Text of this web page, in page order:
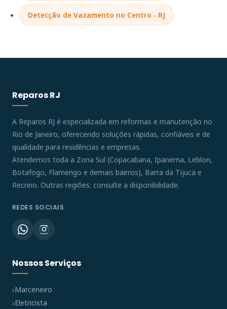
Detecção de Vazamento no Centro - RJ
Reparos RJ
A Reparos RJ é especializada em reformas e manutenção no
Rio de Janeiro, oferecendo soluções rápidas, confiáveis e de
qualidade para residências e empresas.
Atendemos toda a Zona Sul (Copacabana, Ipanema, Leblon,
Botafogo, Flamengo e demais bairros), Barra da Tijuca e
Recreio. Outras regiões: consulte a disponibilidade.
REDES SOCIAIS
Nossos Serviços
Marceneiro
Eletricista